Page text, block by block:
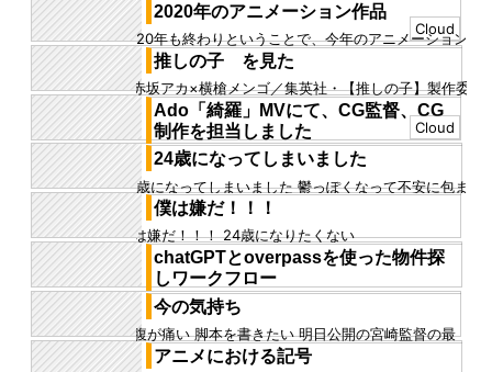
ジオメトリノードの講座、「感覚で学ぶ！Blender ジ
オメトリノードの世界」を配信することになりまし
た！ https:...
2020年のアニメーション作品
2020年も終わりということで、今年のアニメーション
作品を4つ、まとめてみました ツイート用に選定した
ものなので、完成度...
Cloud
推しの子 を見た
©赤坂アカ×横槍メンゴ／集英社・【推しの子】製作委
員会 推しの子を見た 今は2期までしかなく、もうすぐ
3期がやるようだが...
Ado「綺羅」MVにて、CG監督、CG
制作を担当しました
先日公開の「綺羅」のMVにて、CG監督、CG制作を
担当しました！ スタジアム、観客、ボールなどのCG
を担当しています。
Cloud
24歳になってしまいました
24歳になってしまいました 鬱っぽくなって不安に包ま
れながら誕生日を過ごしていました 高校時代と比べて
前髪が減ったような...
僕は嫌だ！！！
僕は嫌だ！！！ 24歳になりたくない
chatGPTとoverpassを使った物件探
しワークフロー
引っ越ししたいところだが、物件を探すのが面倒だ 物
件を探すのも面倒だし、探した物件の中からピックア
ップするのも得意ではな...
今の気持ち
お腹が痛い 脚本を書きたい 明日公開の宮崎監督の最
新作が楽しみだ お腹が痛い
アニメにおける記号